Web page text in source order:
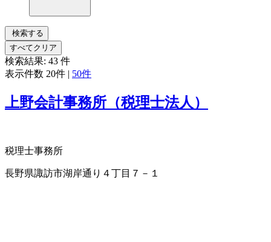
検索する
すべてクリア
検索結果: 43 件
表示件数 20件 | 50件
上野会計事務所（税理士法人）
税理士事務所
長野県諏訪市湖岸通り４丁目７－１